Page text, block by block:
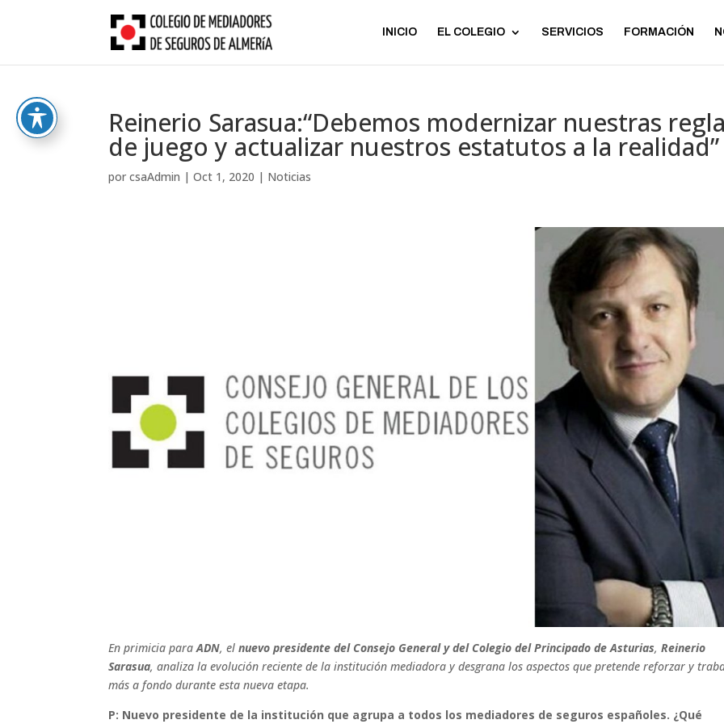
INICIO EL COLEGIO SERVICIOS FORMACIÓN
Reinerio Sarasua:“Debemos modernizar nuestras
de juego y actualizar nuestros estatutos a la realidad”
porcsaAdmin |Oct 1, 2020 | Noticias
En primicia paraADN, elnuevo presidente del Consejo General y del Colegio del Principado de Asturias,Reinerio
Sarasua, analiza la evolución reciente de la institución mediadora y desgrana los aspectos que pretende reforzar y
más a fondo durante esta nueva etapa.
P: Nuevo presidente de la institución que agrupa a todos los mediadores de seguros españoles. ¿Qué